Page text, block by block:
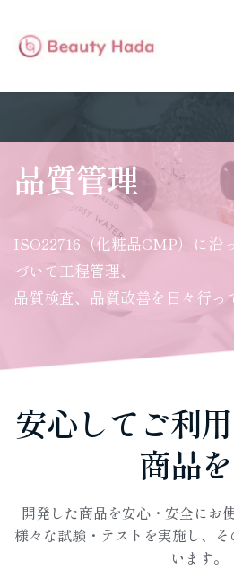
品質管理
ISO22716（化粧品GMP）に沿
づいて工程管理、
品質検査、品質改善を日々行っ
安心してご利
商品を
開発した商品を安心・安全にお
様々な試験・テストを実施し、
います。